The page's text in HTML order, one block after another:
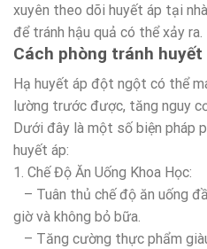
xuyên theo dõi huyết áp tại
để tránh hậu quả có thể xảy ra.
Cách phòng tránh
Hạ huyết áp đột ngột có thể
lường trước được, tăng nguy
Dưới đây là một số biện pháp
huyết áp:
1. Chế Độ Ăn Uống Khoa Học:
– Tuân thủ chế độ ăn uống
giờ và không bỏ bữa.
– Tăng cường thực phẩm